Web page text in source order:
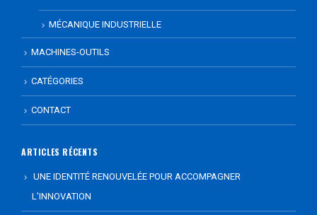
MÉCANIQUE INDUSTRIELLE
MACHINES-OUTILS
CATÉGORIES
CONTACT
ARTICLES RÉCENTS
UNE IDENTITÉ RENOUVELÉE POUR ACCOMPAGNER
L’INNOVATION